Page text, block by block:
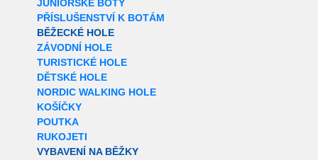
JUNIORSKÉ BOTY
PŘÍSLUŠENSTVÍ K BOTÁM
BĚŽECKÉ HOLE
ZÁVODNÍ HOLE
TURISTICKÉ HOLE
DĚTSKÉ HOLE
NORDIC WALKING HOLE
KOŠÍČKY
POUTKA
RUKOJETI
VYBAVENÍ NA BĚŽKY